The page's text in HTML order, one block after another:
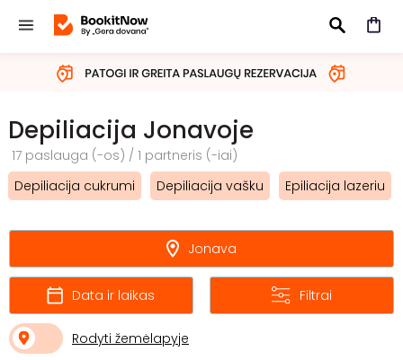
IEŠKOTI
Depiliacija Jonavoje
17 paslauga (-os) / 1 partneris (-iai)
Depiliacija cukrumi
Depiliacija vašku Epiliacija lazeriu
Jonava
Data ir laikas Filtrai
Rodyti žemėlapyje